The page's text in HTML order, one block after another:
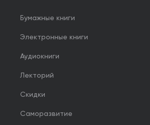
Бумажные книги
Электронные книги
Аудиокниги
Лекторий
Скидки
Саморазвитие